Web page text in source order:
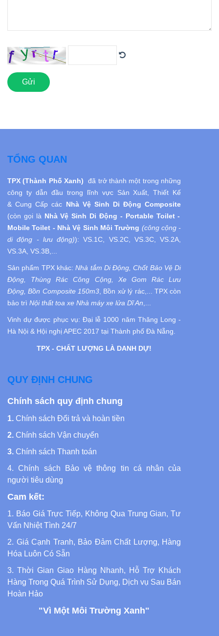
Gửi
TỔNG QUAN
TPX (Thành Phố Xanh) đã trở thành một trong những
công ty dẫn đầu trong lĩnh vực Sản Xuất, Thiết Kế
& Cung Cấp các Nhà Vệ Sinh Di Động Composite
(còn gọi là Nhà Vệ Sinh Di Động - Portable Toilet -
Mobile Toilet - Nhà Vệ Sinh Môi Trường (công cộng -
di động - lưu động)): VS.1C, VS.2C, VS.3C, VS.2A,
VS.3A, VS.3B,...
Sản phẩm TPX khác:Nhà tắm Di Động, Chốt Bảo Vệ Di
Động, Thùng Rác Công Cộng, Xe Gom Rác Lưu
Động, Bồn Composite 150m3 , Bồn xử lý rác,... TPX còn
bảo trì Nội thất toa xe Nhà máy xe lửa Dĩ An
Vinh dự được phục vụ:Đại lễ 1000 năm Thăng Long -
Hà Nội & Hội nghị APEC 2017 tại Thành phố Đà Nẵng.
TPX - CHẤT LƯỢNG LÀ DANH DỰ!
QUY ĐỊNH CHUNG
Chính sách quy định chung
1. Chính sách Đổi trả và hoàn tiền
2. Chính sách Vận chuyển
3. Chính sách Thanh toán
4. Chính sách Bảo vệ thông tin cá nhân của
người tiêu dùng
Cam kết:
1. Báo Giá Trực Tiếp, Không Qua Trung Gian, Tư
Vấn Nhiệt Tình 24/7
2. Giá Cạnh Tranh, Bảo Đảm Chất Lượng, Hàng
Hóa Luôn Có Sẵn
3. Thời Gian Giao Hàng Nhanh, Hỗ Trợ Khách
Hàng Trong Quá Trình Sử Dụng, Dịch vụ Sau Bán
Hoàn Hảo
"Vì Một Môi Trường Xanh"